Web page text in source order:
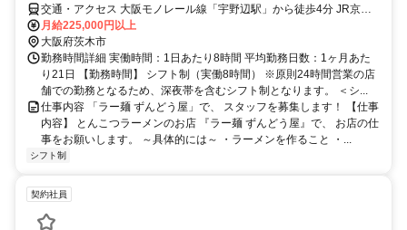
交通・アクセス 大阪モノレール線「宇野辺駅」から徒歩4分 JR京都
線「茨木駅」から徒歩16分 大阪モノレール彩都線「公園東口駅」か
ら徒歩19分 大阪モノレール線「南茨木駅」から徒歩20分 車（マイカ
ー）・バイク・自転車通勤OK
月給225,000円以上
大阪府茨木市
勤務時間詳細 実働時間：1日あたり8時間 平均勤務日数：1ヶ月あた
り21日 【勤務時間】 シフト制（実働8時間） ※原則24時間営業の店
舗での勤務となるため、深夜帯を含むシフト制となります。 ＜シ...
仕事内容 「ラー麺 ずんどう屋」で、 スタッフを募集します！ 【仕事
内容】 とんこつラーメンのお店 『ラー麺 ずんどう屋』で、 お店の仕
事をお願いします。 ～具体的には～ ・ラーメンを作ること ・...
シフト制
契約社員